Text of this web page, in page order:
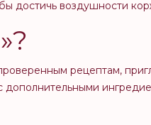
достичь воздушности
рецептам,
дополнительными